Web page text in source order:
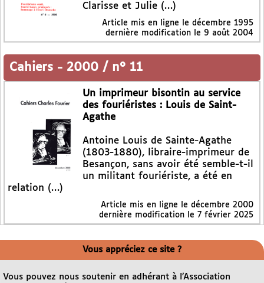
Clarisse et Julie (…)
Article mis en ligne le décembre 1995
dernière modification le 9 août 2004
Cahiers - 2000 / n° 11
Un imprimeur bisontin au service
des fouriéristes : Louis de Saint-
Agathe
Antoine Louis de Sainte-Agathe
(1803-1880), libraire-imprimeur de
Besançon, sans avoir été semble-t-il
un militant fouriériste, a été en
relation (…)
Article mis en ligne le décembre 2000
dernière modification le 7 février 2025
Vous appréciez ce site ?
Vous pouvez nous soutenir en adhérant à l’Association